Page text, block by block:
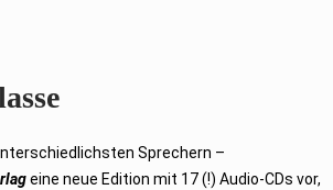
Sprechern –
eine neue Edition mit 17 (!) Audio-CDs vor,